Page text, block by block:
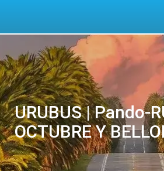
URUBUS | Pando-
OCTUBRE Y